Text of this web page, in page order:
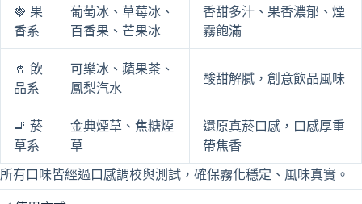
🍓 果
香系
葡萄冰、草莓冰、
百香果、芒果冰
香甜多汁、果香濃郁、煙
霧飽滿
🥤 飲
品系
可樂冰、蘋果茶、
鳳梨汽水
酸甜解膩，創意飲品風味
🚬 菸
草系
金典煙草、焦糖煙
草
還原真菸口感，口感厚重
帶焦香
所有口味皆經過口感調校與測試，確保霧化穩定、風味真實。